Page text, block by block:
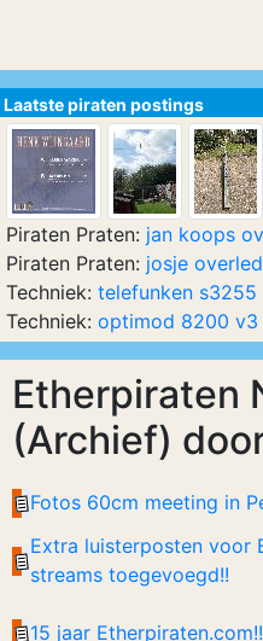
Etherpiraten
(Archief)
Fotos 60cm meeting in
Extra luisterposten voor
streams toegevoegd!!
15 jaar Etherpiraten.com!!
Laatste piraten postings
Piraten Praten: jan koops
Piraten Praten: josje
Techniek: telefunken s3255
Techniek: optimod 8200 v3